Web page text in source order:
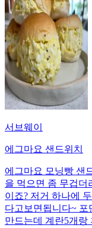
서브웨이
에그마요 샌드위치
에그마요 모닝빵 샌
을 먹으면 좀 무겁더
이죠? 저거 하나에
다고보면됩니다~ 포
만드는데 계란5개랑